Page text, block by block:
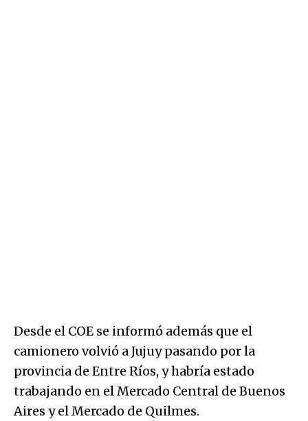
Desde el COE se informó además que el
camionero volvió a Jujuy pasando por la
provincia de Entre Ríos, y habría estado
trabajando en el Mercado Central de Buenos
Aires y el Mercado de Quilmes.